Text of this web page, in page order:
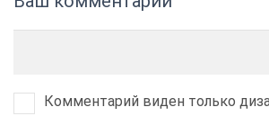
Комментарий виден только